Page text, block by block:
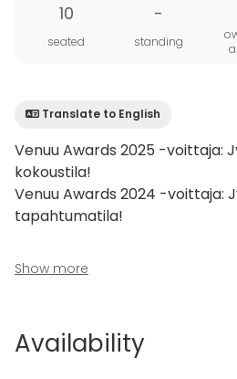
10
seated
-
standing
Translate to English
Venuu Awards 2025 -voittaja:
kokoustila!
Venuu Awards 2024 -voittaja:
tapahtumatila!
Lutakossa, aivan Jyväskylän
talon 15. kerroksessa sijaitsee
Korkealta avautuvat näkymät
Show more
Availability